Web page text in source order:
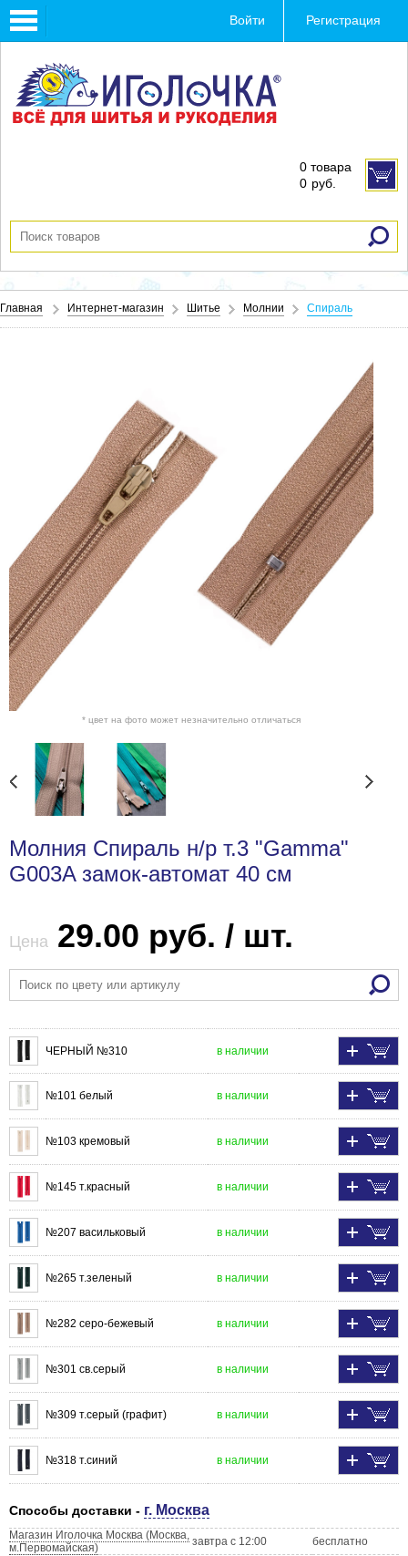
Toggle
navigation
Войти Регистрация
0 товара
0 руб.
Главная Интернет-магазин Шитье Молнии Спираль
* цвет на фото может незначительно отличаться
Молния Спираль н/р т.3 "Gamma"
G003A замок-автомат 40 см
Цена 29.00 руб. / шт.
ЧЕРНЫЙ №310 в наличии
№101 белый в наличии
№103 кремовый в наличии
№145 т.красный в наличии
№207 васильковый в наличии
№265 т.зеленый в наличии
№282 серо-бежевый в наличии
№301 св.серый в наличии
№309 т.серый (графит) в наличии
№318 т.синий в наличии
Способы доставки - г. Москва
Магазин Иголочка Москва (Москва,
м.Первомайская)
завтра с 12:00 бесплатно